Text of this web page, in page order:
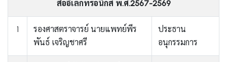
สื่ออิเล็กทรอนิกส์ พ.ศ.2567-2569
1
รองศาสตราจารย์ นายแพทย์พีร
พันธ์ เจริญชาศรี
ประธาน
อนุกรรมการ